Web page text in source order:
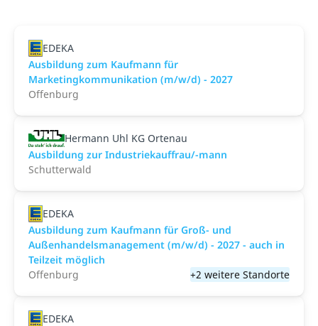
EDEKA
Ausbildung zum Kaufmann für
Marketingkommunikation (m/w/d) - 2027
Offenburg
Hermann Uhl KG Ortenau
Ausbildung zur Industriekauffrau/-mann
Schutterwald
EDEKA
Ausbildung zum Kaufmann für Groß- und
Außenhandelsmanagement (m/w/d) - 2027 - auch in
Teilzeit möglich
Offenburg
+2 weitere Standorte
EDEKA